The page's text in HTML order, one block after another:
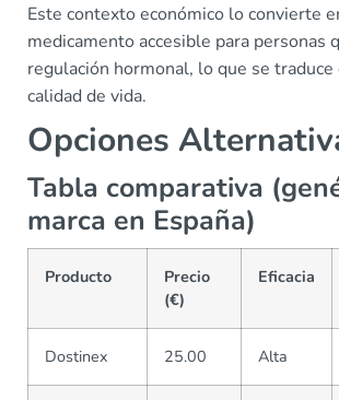
Este contexto económico lo convierte
medicamento accesible para personas
regulación hormonal, lo que se traduce
calidad de vida.
Opciones
Tabla comparativa
marca en España)
Producto
Precio
(€)
Eficacia
Dostinex 25.00 Alta